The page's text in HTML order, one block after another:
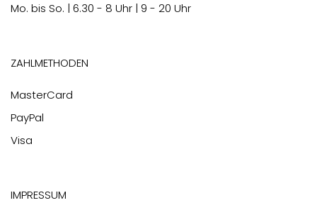
Mo. bis So. | 6.30 - 8 Uhr | 9 - 20 Uhr
Zahlmethoden
MasterCard
PayPal
Visa
Impressum